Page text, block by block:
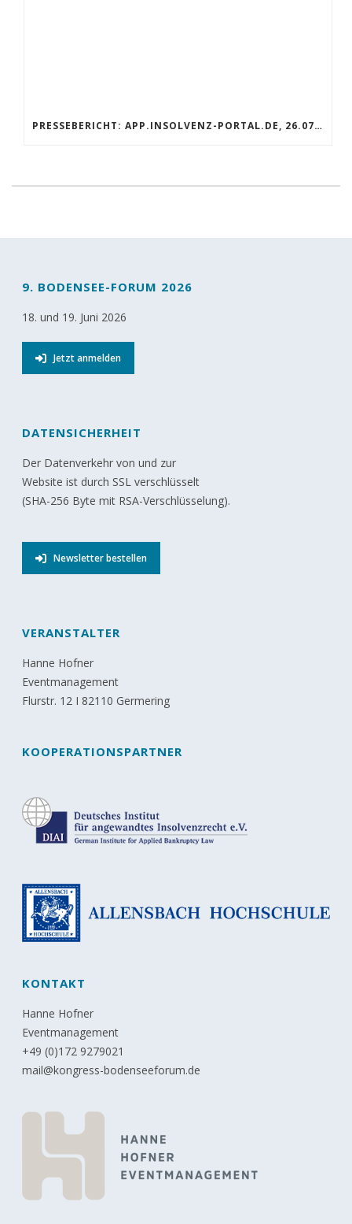
PRESSEBERICHT: APP.INSOLVENZ-PORTAL.DE, 26.07.2019
9. BODENSEE-FORUM 2026
18. und 19. Juni 2026
Jetzt anmelden
DATENSICHERHEIT
Der Datenverkehr von und zur
Website ist durch SSL verschlüsselt
(SHA-256 Byte mit RSA-Verschlüsselung).
Newsletter bestellen
VERANSTALTER
Hanne Hofner
Eventmanagement
Flurstr. 12 I 82110 Germering
KOOPERATIONSPARTNER
KONTAKT
Hanne Hofner
Eventmanagement
+49 (0)172 9279021
mail@kongress-bodenseeforum.de